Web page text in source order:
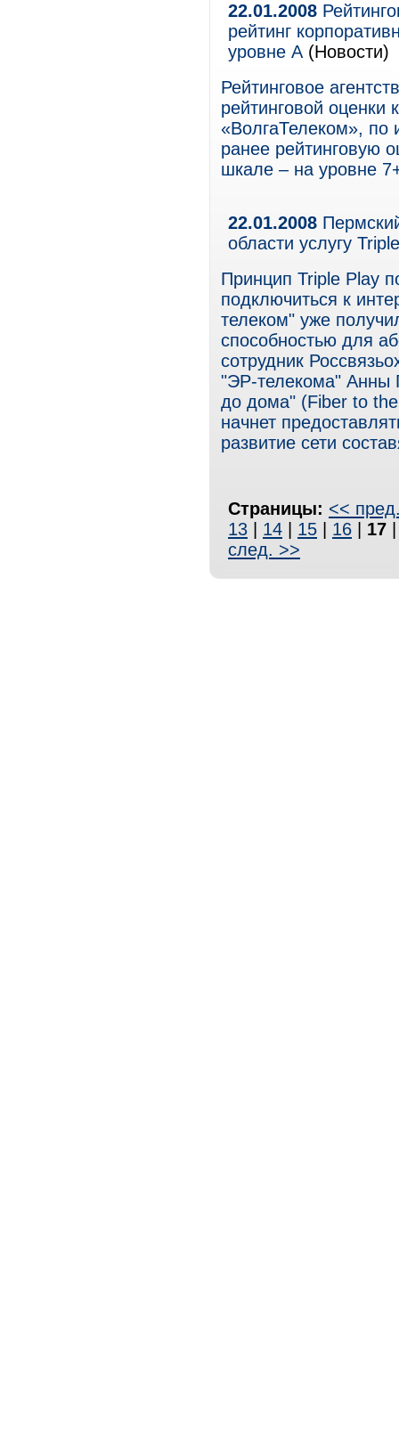
22.01.2008
рейтинг
уровне А (Новости)
Рейтинговое
рейтинговой
«ВолгаТелеком», по
ранее рейтинговую
шкале – на уровне
22.01.2008
области услугу
Принцип Triple Play
подключиться к
телеком" уже
способностью для
сотрудник
"ЭР-телекома" Анны
до дома" (Fiber to
начнет
развитие сети
Страницы: <<
13
14 15 16 17
след. >>